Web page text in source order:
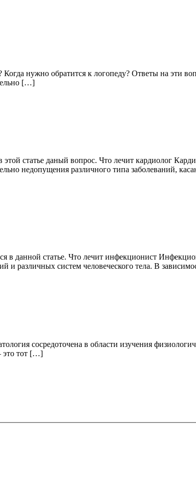
нужно обратится к логопеду? Ответы на эти
[…]
этой статье даный вопрос. Что лечит кардиолог
недопущения различного типа заболеваний,
в данной статье. Что лечит инфекционист
и различных систем человеческого тела. В
сосредоточена в области изучения
это тот […]